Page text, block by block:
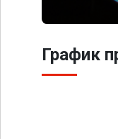
График